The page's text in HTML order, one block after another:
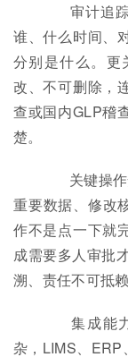
审计追踪
谁、什么时间、
分别是什么。更
改、不可删除，
查或国内GLP稽
楚。
关键操作
重要数据、修改
作不是点一下就
成需要多人审批
溯、责任不可抵赖
集成能力
杂，LIMS、